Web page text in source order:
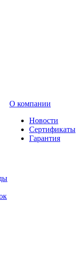
О компании
Новости
Сертификаты
Гарантия